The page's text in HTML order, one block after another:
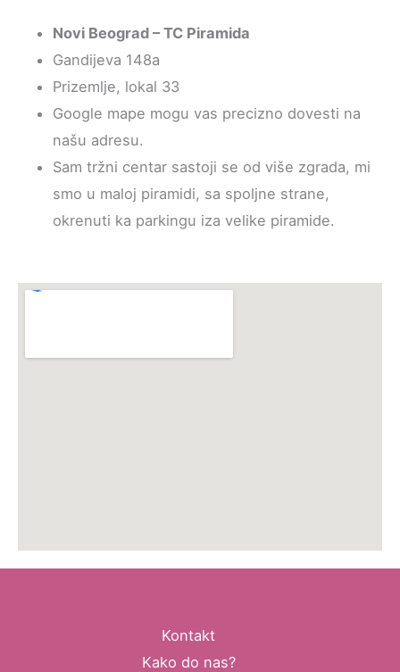
Novi Beograd – TC Piramida
Gandijeva 148a
Prizemlje, lokal 33
Google mape mogu vas precizno dovesti na
našu adresu.
Sam tržni centar sastoji se od više zgrada, mi
smo u maloj piramidi, sa spoljne strane,
okrenuti ka parkingu iza velike piramide.
Kontakt
Kako do nas?